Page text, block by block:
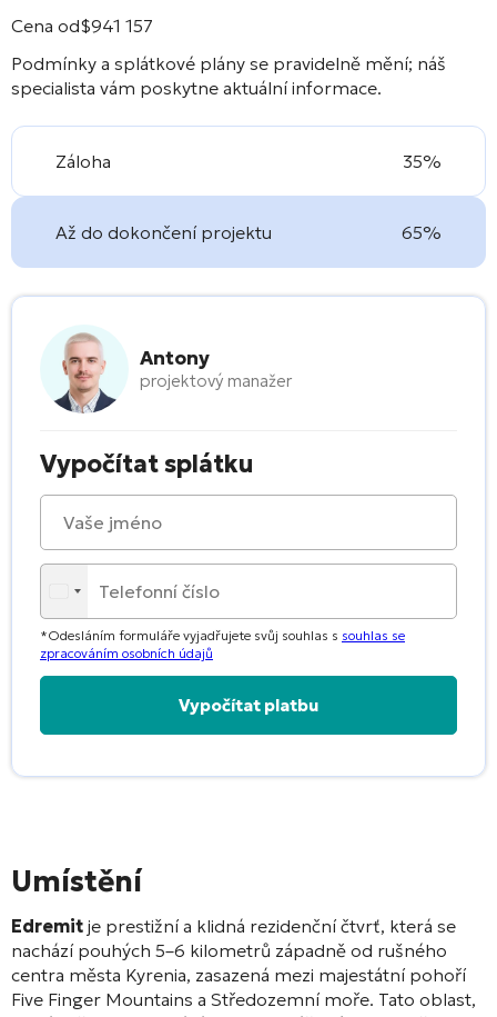
Cena od$941 157
Podmínky a splátkové plány se pravidelně mění; náš
specialista vám poskytne aktuální informace.
Záloha 35%
Až do dokončení projektu 65%
Antony
projektový manažer
Vypočítat splátku
*Odesláním formuláře vyjadřujete svůj souhlas s souhlas se
zpracováním osobních údajů
Umístění
Edremit je prestižní a klidná rezidenční čtvrť, která se
nachází pouhých 5–6 kilometrů západně od rušného
centra města Kyrenia, zasazená mezi majestátní pohoří
Five Finger Mountains a Středozemní moře. Tato oblast,